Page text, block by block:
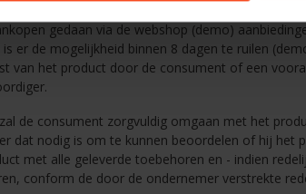
heeft de consument de mogelijkheid de
gedaan via de webshop (demo)
er de mogelijkheid binnen 8 dagen te ruilen
van het product door de consument of een
de consument zorgvuldig omgaan met het
dat nodig is om te kunnen beoordelen of hij het
met alle geleverde toebehoren en - indien
conform de door de ondernemer verstrekte